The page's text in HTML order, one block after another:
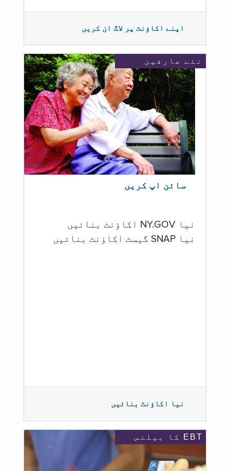
اپنے اکاؤنٹ پر لاگ ان کریں
نئے صارفین
سائن اپ کریں
نیا NY.GOV اکاؤنٹ بنائیں
نیا SNAP گیسٹ اکاؤنٹ بنائیں
نیا اکاؤنٹ بنائیں
EBT کا بیلنس